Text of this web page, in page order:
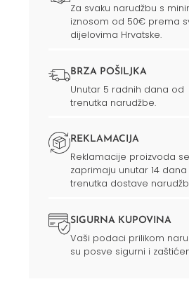
Za svaku narudžbu s
iznosom od 50€ prema
dijelovima Hrvatske.
BRZA POŠILJKA
Unutar 5 radnih dana od
trenutka narudžbe.
REKLAMACIJA
Reklamacije proizvoda se
zaprimaju unutar 14
trenutka dostave
SIGURNA KUPOVINA
Vaši podaci prilikom
su posve sigurni i